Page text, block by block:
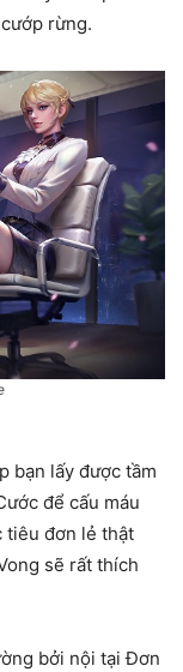
rừng.
bạn lấy được tầm
để cấu máu
tiêu đơn lẻ thật
sẽ rất thích
bởi nội tại Đơn